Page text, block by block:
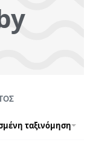
ταξινόμηση